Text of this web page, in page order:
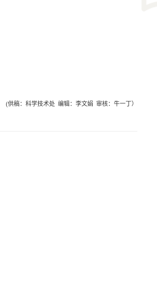
(供稿：科学技术处 编辑：李文娟 审核：牛一丁）